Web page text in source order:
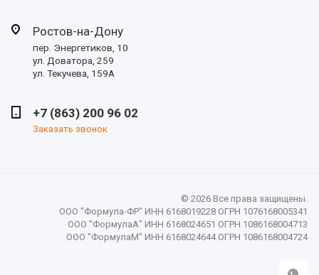
Ростов-на-Дону
пер. Энергетиков, 10
ул. Доватора, 259
ул. Текучева, 159А
+7 (863) 200 96 02
Заказать звонок
© 2026 Все права защищены.
ООО "Формула-ФР" ИНН 6168019228 ОГРН 1076168005341
ООО "ФормулаА" ИНН 6168024651 ОГРН 1086168004713
ООО "ФормулаМ" ИНН 6168024644 ОГРН 1086168004724